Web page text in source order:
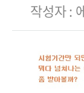
작성자